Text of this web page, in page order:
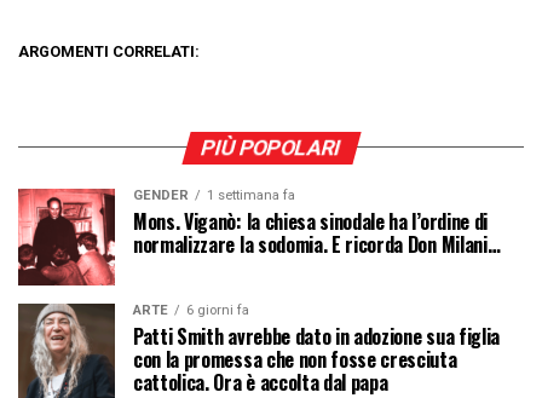
ARGOMENTI CORRELATI:
PIÙ POPOLARI
GENDER 1 settimana fa
Mons. Viganò: la chiesa sinodale ha l’ordine di
normalizzare la sodomia. E ricorda Don Milani…
ARTE 6 giorni fa
Patti Smith avrebbe dato in adozione sua figlia
con la promessa che non fosse cresciuta
cattolica. Ora è accolta dal papa